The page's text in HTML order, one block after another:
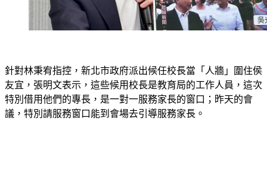
針對林秉宥指控，新北市政府派出候任校長當「人牆」圍住侯
友宜，張明文表示，這些候用校長是教育局的工作人員，這次
特別借用他們的專長，是一對一服務家長的窗口；昨天的會